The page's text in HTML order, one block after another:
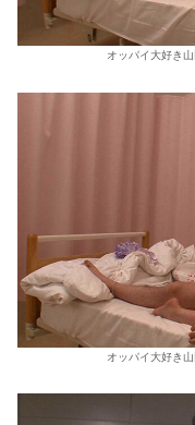
オッパイ大好き
オッパイ大好き